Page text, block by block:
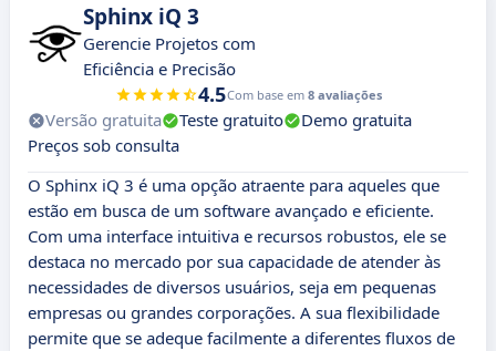
Sphinx iQ 3
Gerencie Projetos com
Eficiência e Precisão
4.5Com base em 8 avaliações
Versão gratuita Teste gratuito
Demo gratuita
Preços sob consulta
O Sphinx iQ 3 é uma opção atraente para aqueles que
estão em busca de um software avançado e eficiente.
Com uma interface intuitiva e recursos robustos, ele se
destaca no mercado por sua capacidade de atender às
necessidades de diversos usuários, seja em pequenas
empresas ou grandes corporações. A sua flexibilidade
permite que se adeque facilmente a diferentes fluxos de